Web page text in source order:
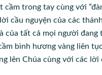
trong tay cùng với
cầu nguyện của các
của tất cả mọi người đang
bình hương vàng liên
lên Chúa cùng với các lời